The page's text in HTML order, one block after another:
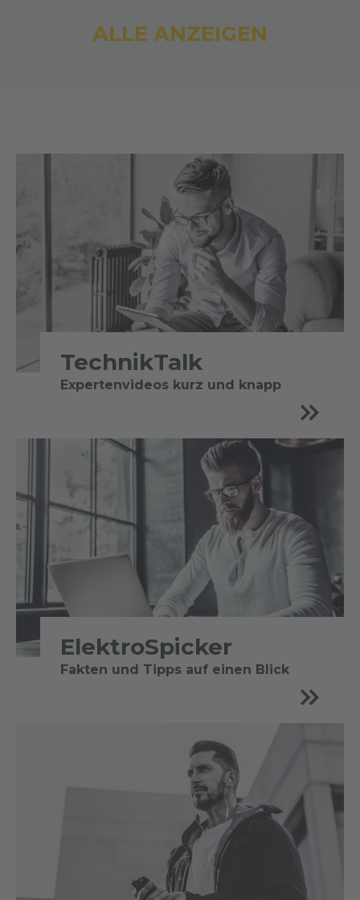
ALLE ANZEIGEN
TechnikTalk
Expertenvideos kurz und knapp
ElektroSpicker
Fakten und Tipps auf einen Blick